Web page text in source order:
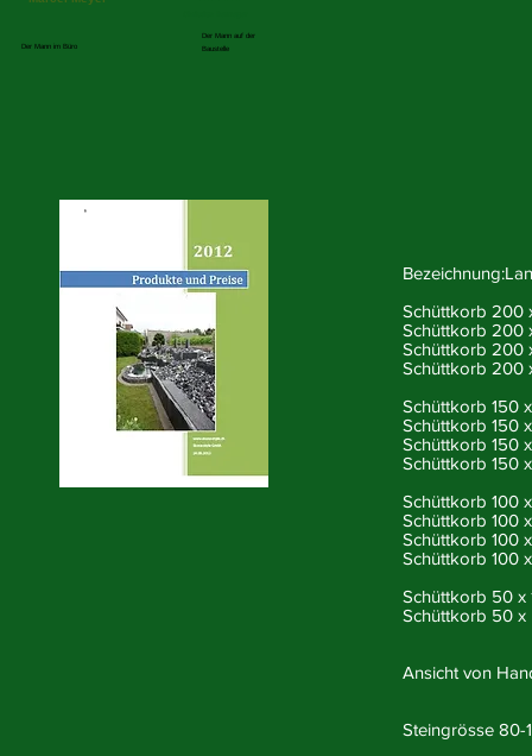
Schüttkorb 200
Schüttkorb 200
Schüttkorb 200
Schüttkorb 200
Schüttkorb 150
Schüttkorb 150
Schüttkorb 150
Schüttkorb 150
Schüttkorb 100
Schüttkorb 100
Schüttkorb 100
Schüttkorb 100
Schüttkorb 50 x
Schüttkorb 50 x
Ansicht von
Steingrösse 80-
Der Mann auf der
Baustelle
Der Mann im Büro